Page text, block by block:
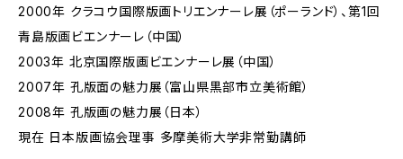
2000年 クラコウ国際版画トリエンナーレ展（ポーランド）、第1回
青島版画ビエンナーレ（中国）
2003年 北京国際版画ビエンナーレ展（中国）
2007年 孔版面の魅力展（富山県黒部市立美術館）
2008年 孔版画の魅力展（日本）
現在 日本版画協会理事 多摩美術大学非常勤講師